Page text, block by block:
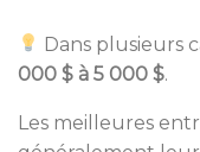
Dans plusieurs
000 $ à 5 000 $.
Les meilleures